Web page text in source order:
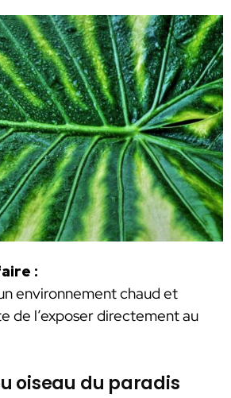
:
environnement chaud et
de l’exposer directement au
oiseau du paradis